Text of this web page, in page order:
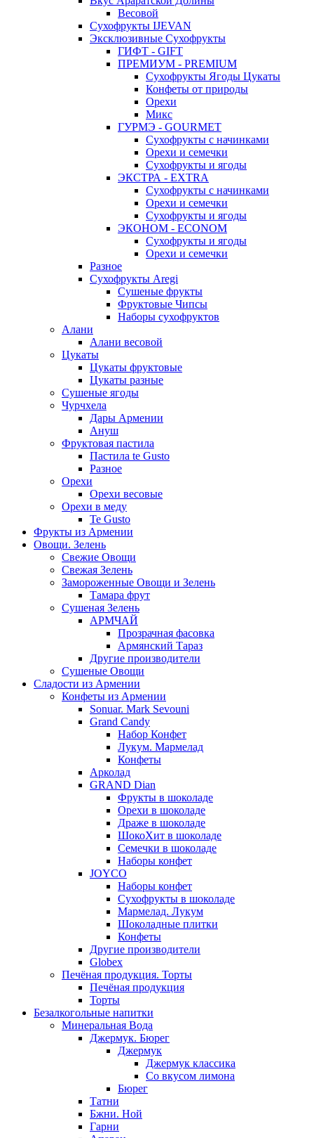
Весовой
Сухофрукты IJEVAN
Эксклюзивные Сухофрукты
ГИФТ - GIFT
ПРЕМИУМ - PREMIUM
Сухофрукты Ягоды Цукаты
Конфеты от природы
Орехи
Микс
ГУРМЭ - GOURMET
Сухофрукты с начинками
Орехи и семечки
Сухофрукты и ягоды
ЭКСТРА - EXTRA
Сухофрукты с начинками
Орехи и семечки
Сухофрукты и ягоды
ЭКОНОМ - ECONOM
Сухофрукты и ягоды
Орехи и семечки
Разное
Сухофрукты Aregi
Сушеные фрукты
Фруктовые Чипсы
Наборы сухофруктов
Алани
Алани весовой
Цукаты
Цукаты фруктовые
Цукаты разные
Сушеные ягоды
Чурчхела
Дары Армении
Ануш
Фруктовая пастила
Пастила te Gusto
Разное
Орехи
Орехи весовые
Орехи в меду
Te Gusto
Фрукты из Армении
Овощи. Зелень
Свежие Овощи
Свежая Зелень
Замороженные Овощи и Зелень
Тамара фрут
Сушеная Зелень
АРМЧАЙ
Прозрачная фасовка
Армянский Тараз
Другие производители
Сушеные Овощи
Сладости из Армении
Конфеты из Армении
Sonuar. Mark Sevouni
Grand Candy
Набор Конфет
Лукум. Мармелад
Конфеты
Арколад
GRAND Dian
Фрукты в шоколаде
Орехи в шоколаде
Драже в шоколаде
ШокоХит в шоколаде
Семечки в шоколаде
Наборы конфет
JOYCO
Наборы конфет
Сухофрукты в шоколаде
Мармелад. Лукум
Шоколадные плитки
Конфеты
Другие производители
Globex
Печёная продукция. Торты
Печёная продукция
Торты
Безалкогольные напитки
Минеральная Вода
Джермук. Бюрег
Джермук
Джермук классика
Со вкусом лимона
Бюрег
Татни
Бжни. Ной
Гарни